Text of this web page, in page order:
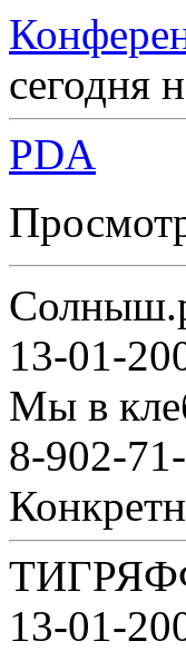
сегодня
PDA
13-01-
Мы в
8-902-
13-01-